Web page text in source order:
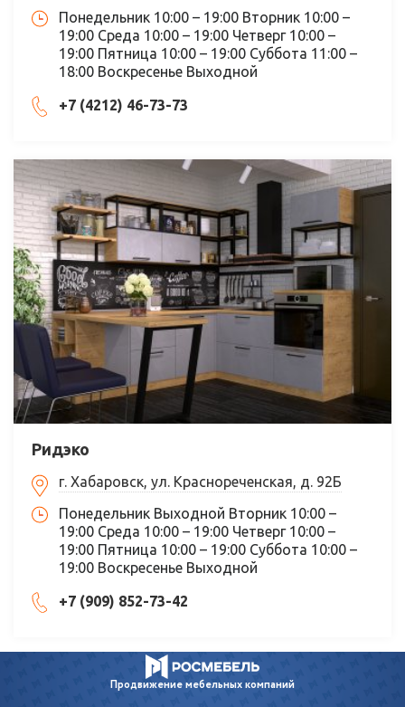
Понедельник 10:00 – 19:00 Вторник 10:00 –
19:00 Среда 10:00 – 19:00 Четверг 10:00 –
19:00 Пятница 10:00 – 19:00 Суббота 11:00 –
18:00 Воскресенье Выходной
+7 (4212) 46-73-73
Ридэко
г. Хабаровск, ул. Краснореченская, д. 92Б
Понедельник Выходной Вторник 10:00 –
19:00 Среда 10:00 – 19:00 Четверг 10:00 –
19:00 Пятница 10:00 – 19:00 Суббота 10:00 –
19:00 Воскресенье Выходной
+7 (909) 852-73-42
Продвижениемебельных компаний